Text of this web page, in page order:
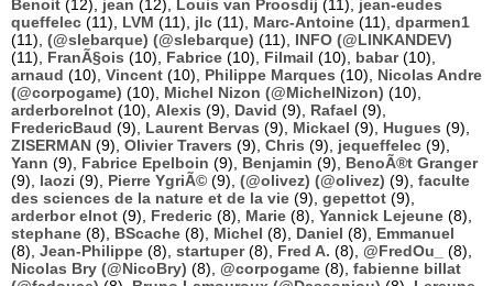
Benoit (12), jean (12), Louis van Proosdij (11), jean-eudes
queffelec (11), LVM (11), jlc (11), Marc-Antoine (11), dparmen1
(11), (@slebarque) (@slebarque) (11), INFO (@LINKANDEV)
(11), FranÃ§ois (10), Fabrice (10), Filmail (10), babar(10),
arnaud (10), Vincent (10), Philippe Marques (10), Nicolas Andre
(@corpogame) (10), Michel Nizon (@MichelNizon) (10),
arderborelnot (10), Alexis (9), David (9), Rafael (9),
FredericBaud (9), Laurent Bervas (9), Mickael (9), Hugues (9),
ZISERMAN (9), Olivier Travers (9), Chris (9), jequeffelec (9),
Yann (9), Fabrice Epelboin (9), Benjamin (9), BenoÃ®t Granger
(9), laozi (9), Pierre YgriÃ© (9), (@olivez) (@olivez) (9), faculte
des sciences de la nature et de la vie (9), gepettot (9),
arderbor elnot (9), Frederic (8), Marie (8), Yannick Lejeune (8),
stephane (8), BScache (8), Michel (8), Daniel (8), Emmanuel
(8), Jean-Philippe (8), startuper(8), Fred A. (8), @FredOu_
(8),
Nicolas Bry (@NicoBry) (8), @corpogame (8), fabienne billat